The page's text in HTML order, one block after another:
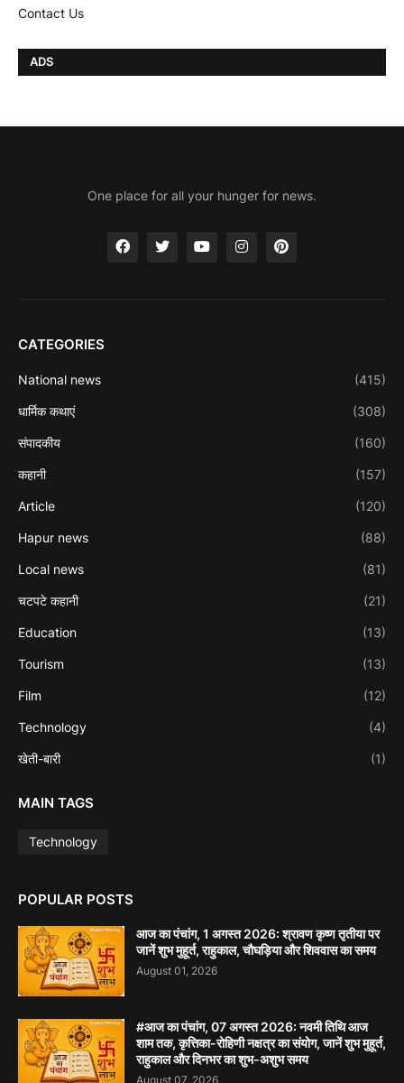
Contact Us
ADS
One place for all your hunger for news.
CATEGORIES
National news (415)
धार्मिक कथाएं (308)
संपादकीय (160)
कहानी (157)
Article (120)
Hapur news (88)
Local news (81)
चटपटे कहानी (21)
Education (13)
Tourism (13)
Film (12)
Technology (4)
खेती-बारी (1)
MAIN TAGS
Technology
POPULAR POSTS
आज का पंचांग, 1 अगस्त 2026: श्रावण कृष्ण तृतीया पर
जानें शुभ मुहूर्त, राहुकाल, चौघड़िया और शिववास का समय
August 01, 2026
#आज का पंचांग, 07 अगस्त 2026: नवमी तिथि आज
शाम तक, कृत्तिका-रोहिणी नक्षत्र का संयोग, जानें शुभ मुहूर्त,
राहुकाल और दिनभर का शुभ-अशुभ समय
August 07, 2026